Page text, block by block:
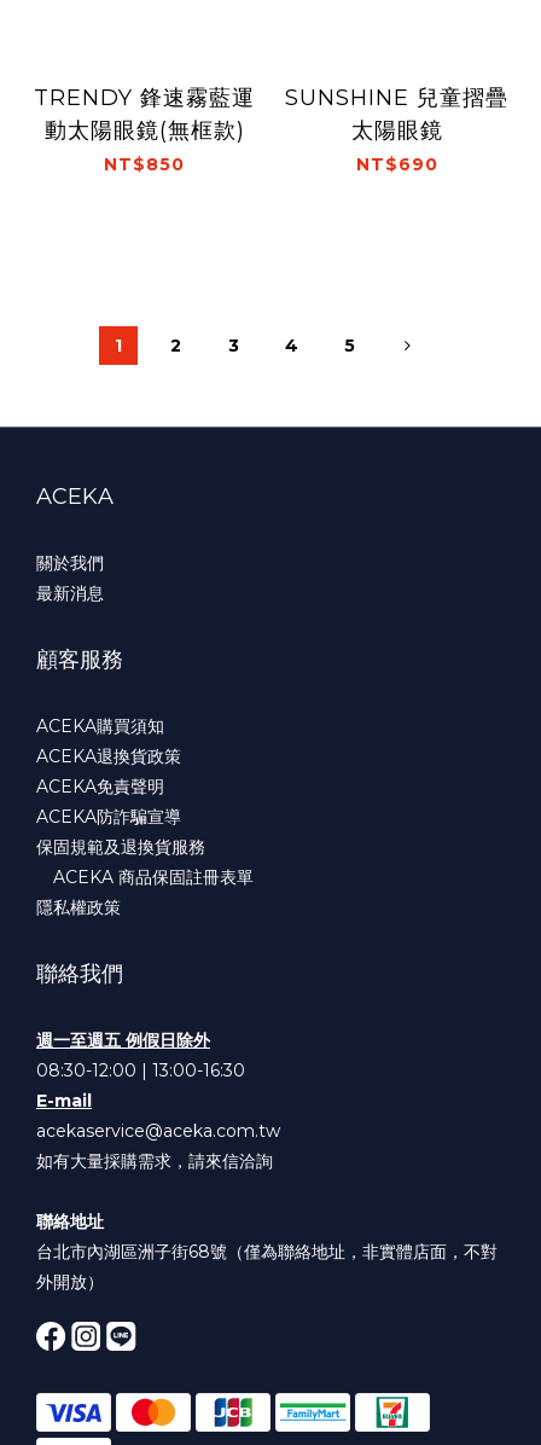
TRENDY 鋒速霧藍運
動太陽眼鏡(無框款)
NT$850
SUNSHINE 兒童摺疊
太陽眼鏡
NT$690
1 2 3 4 5
ACEKA
關於我們
最新消息
顧客服務
ACEKA購買須知
ACEKA退換貨政策
ACEKA免責聲明
ACEKA防詐騙宣導
保固規範及退換貨服務
ACEKA 商品保固註冊表單
隱私權政策
聯絡我們
週一至週五 例假日除外
08:30-12:00 | 13:00-16:30
E-mail
acekaservice@aceka.com.tw
如有大量採購需求，請來信洽詢
聯絡地址
台北市內湖區洲子街68號（僅為聯絡地址，非實體店面，不對
外開放）